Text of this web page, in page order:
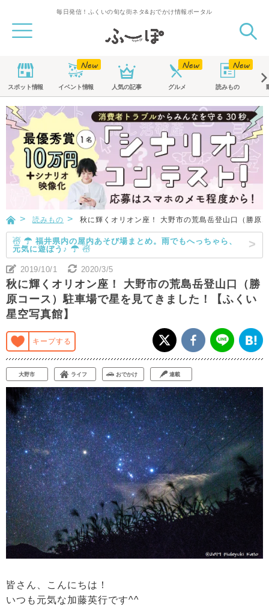
毎日発信！ふくいの旬な街ネタ&おでかけ情報ポータル
スポット情報 イベント情報 人気の記事 グルメ 読みもの
読みもの 秋に輝くオリオン座！ 大野市の荒島岳登山口（勝原
☃ ☂ 福井県内の屋内あそび場まとめ。雨でもへっちゃら、
元気に遊ぼう♪ ☂ ☃
2019/10/1 2020/3/5
秋に輝くオリオン座！ 大野市の荒島岳登山口（勝
原コース）駐車場で星を見てきました！【ふくい
星空写真館】
キープする
大野市 ライフ おでかけ 連載
皆さん、こんにちは！
いつも元気な加藤英行です^^